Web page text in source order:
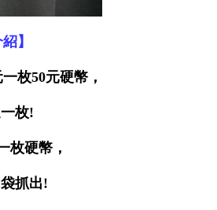
】
枚50元硬幣，
枚!
枚硬幣，
抓出!